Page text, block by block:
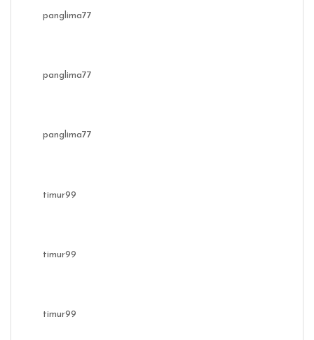
panglima77
panglima77
panglima77
timur99
timur99
timur99